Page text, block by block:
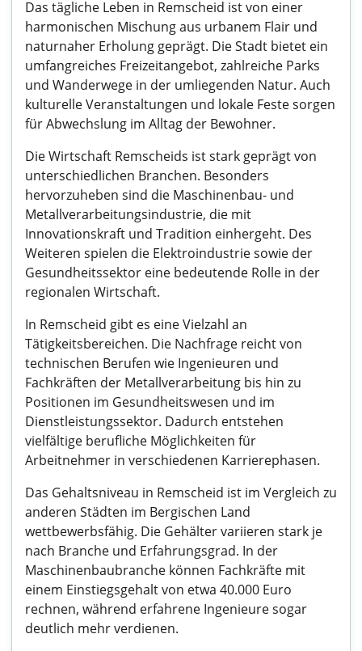
Das tägliche Leben in Remscheid ist von einer
harmonischen Mischung aus urbanem Flair und
naturnaher Erholung geprägt. Die Stadt bietet ein
umfangreiches Freizeitangebot, zahlreiche Parks
und Wanderwege in der umliegenden Natur. Auch
kulturelle Veranstaltungen und lokale Feste sorgen
für Abwechslung im Alltag der Bewohner.
Die Wirtschaft Remscheids ist stark geprägt von
unterschiedlichen Branchen. Besonders
hervorzuheben sind die Maschinenbau- und
Metallverarbeitungsindustrie, die mit
Innovationskraft und Tradition einhergeht. Des
Weiteren spielen die Elektroindustrie sowie der
Gesundheitssektor eine bedeutende Rolle in der
regionalen Wirtschaft.
In Remscheid gibt es eine Vielzahl an
Tätigkeitsbereichen. Die Nachfrage reicht von
technischen Berufen wie Ingenieuren und
Fachkräften der Metallverarbeitung bis hin zu
Positionen im Gesundheitswesen und im
Dienstleistungssektor. Dadurch entstehen
vielfältige berufliche Möglichkeiten für
Arbeitnehmer in verschiedenen Karrierephasen.
Das Gehaltsniveau in Remscheid ist im Vergleich zu
anderen Städten im Bergischen Land
wettbewerbsfähig. Die Gehälter variieren stark je
nach Branche und Erfahrungsgrad. In der
Maschinenbaubranche können Fachkräfte mit
einem Einstiegsgehalt von etwa 40.000 Euro
rechnen, während erfahrene Ingenieure sogar
deutlich mehr verdienen.